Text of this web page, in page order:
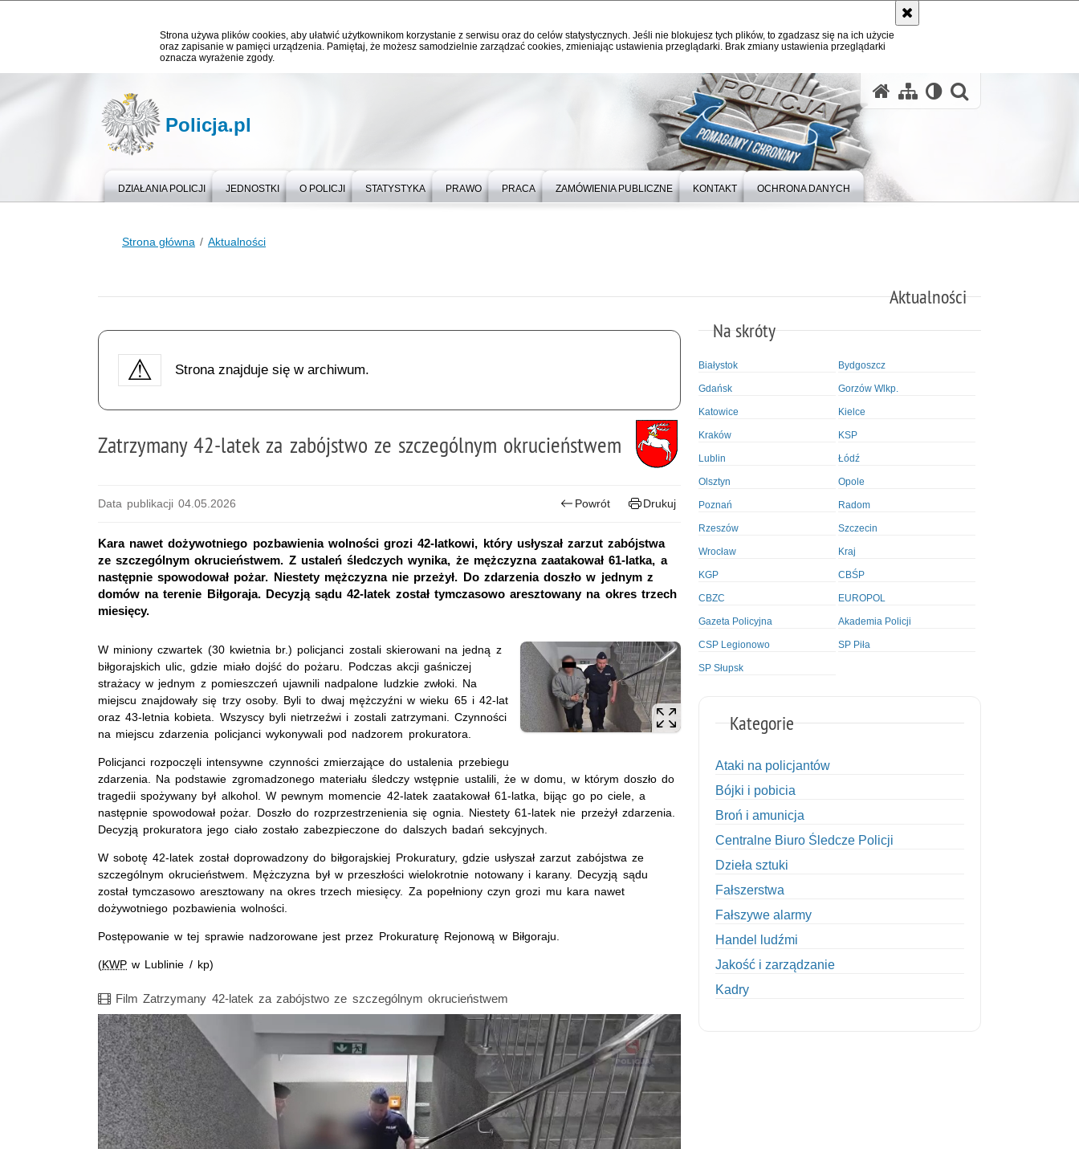
Strona używa plików cookies, aby ułatwić użytkownikom korzystanie z serwisu oraz do celów statystycznych. Jeśli nie blokujesz tych plików, to zgadzasz się na ich użycie
oraz zapisanie w pamięci urządzenia. Pamiętaj, że możesz samodzielnie zarządzać cookies, zmieniając ustawienia przeglądarki. Brak zmiany ustawienia przeglądarki
oznacza wyrażenie zgody.
Policja.pl
DZIAŁANIA POLICJI JEDNOSTKI O POLICJI STATYSTYKA PRAWO PRACA ZAMÓWIENIA PUBLICZNE KONTAKT OCHRONA DANYCH
Strona główna Aktualności
Aktualności
Strona znajduje się w archiwum.
Zatrzymany 42-latek za zabójstwo ze szczególnym okrucieństwem
Data publikacji 04.05.2026 Powrót Drukuj
Kara nawet dożywotniego pozbawienia wolności grozi 42-latkowi, który usłyszał zarzut zabójstwa
ze szczególnym okrucieństwem. Z ustaleń śledczych wynika, że mężczyzna zaatakował 61-latka, a
następnie spowodował pożar. Niestety mężczyzna nie przeżył. Do zdarzenia doszło w jednym z
domów na terenie Biłgoraja. Decyzją sądu 42-latek został tymczasowo aresztowany na okres trzech
miesięcy.
W miniony czwartek (30 kwietnia br.) policjanci zostali skierowani na jedną z
biłgorajskich ulic, gdzie miało dojść do pożaru. Podczas akcji gaśniczej
strażacy w jednym z pomieszczeń ujawnili nadpalone ludzkie zwłoki. Na
miejscu znajdowały się trzy osoby. Byli to dwaj mężczyźni w wieku 65 i 42-lat
oraz 43-letnia kobieta. Wszyscy byli nietrzeźwi i zostali zatrzymani. Czynności
na miejscu zdarzenia policjanci wykonywali pod nadzorem prokuratora.
Policjanci rozpoczęli intensywne czynności zmierzające do ustalenia przebiegu
zdarzenia. Na podstawie zgromadzonego materiału śledczy wstępnie ustalili, że w domu, w którym doszło do
tragedii spożywany był alkohol. W pewnym momencie 42-latek zaatakował 61-latka, bijąc go po ciele, a
następnie spowodował pożar. Doszło do rozprzestrzenienia się ognia. Niestety 61-latek nie przeżył zdarzenia.
Decyzją prokuratora jego ciało zostało zabezpieczone do dalszych badań sekcyjnych.
W sobotę 42-latek został doprowadzony do biłgorajskiej Prokuratury, gdzie usłyszał zarzut zabójstwa ze
szczególnym okrucieństwem. Mężczyzna był w przeszłości wielokrotnie notowany i karany. Decyzją sądu
został tymczasowo aresztowany na okres trzech miesięcy. Za popełniony czyn grozi mu kara nawet
dożywotniego pozbawienia wolności.
Postępowanie w tej sprawie nadzorowane jest przez Prokuraturę Rejonową w Biłgoraju.
(KWP w Lublinie / kp)
Film
Film Zatrzymany 42-latek za zabójstwo ze szczególnym okrucieństwem
Na skróty
Białystok Bydgoszcz
Gdańsk Gorzów Wlkp.
Katowice Kielce
Kraków KSP
Lublin Łódź
Olsztyn Opole
Poznań Radom
Rzeszów Szczecin
Wrocław Kraj
KGP CBŚP
CBZC EUROPOL
Gazeta Policyjna Akademia Policji
CSP Legionowo SP Piła
SP Słupsk
Kategorie
Ataki na policjantów
Bójki i pobicia
Broń i amunicja
Centralne Biuro Śledcze Policji
Dzieła sztuki
Fałszerstwa
Fałszywe alarmy
Handel ludźmi
Jakość i zarządzanie
Kadry